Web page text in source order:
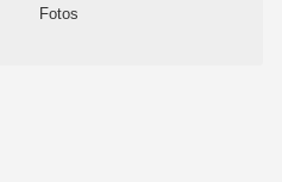
Fotos